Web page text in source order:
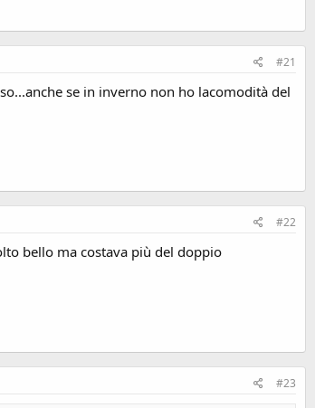
#21
se in inverno non ho lacomodità del
#22
bello ma costava più del doppio
#23